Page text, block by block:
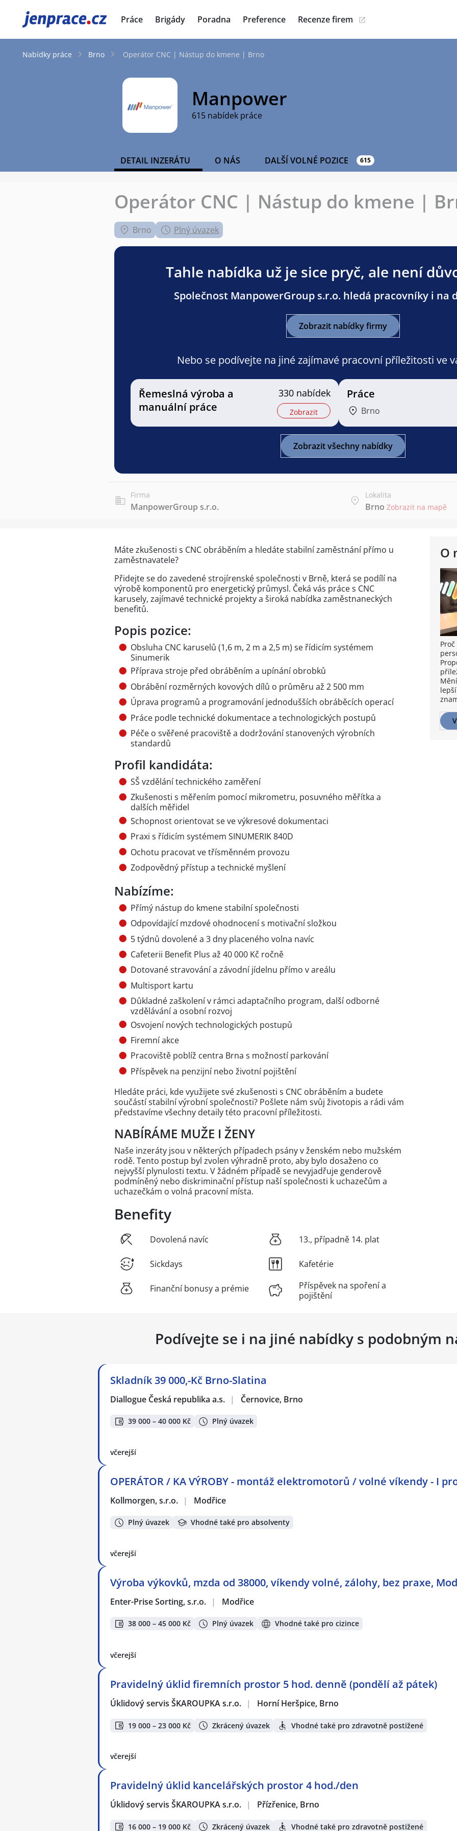
JenPráce.cz Práce Brigády Poradna Preference Recenze firem
Nabídky práce Brno Operátor CNC | Nástup do kmene | Brno
Manpower
615 nabídek práce
DETAIL INZERÁTU O NÁS DALŠÍ VOLNÉ POZICE 615
Operátor CNC | Nástup do kmene |
Brno Plný úvazek
Tahle nabídka už je sice pryč, ale není
Společnost ManpowerGroup s.r.o. hledá pracovníky i na
Zobrazit nabídky firmy
Nebo se podívejte na jiné zajímavé pracovní příležitosti ve
Řemeslná výroba a
manuální práce
330 nabídek
Zobrazit
Práce
Brno
Zobrazit všechny nabídky
Firma
ManpowerGroup s.r.o.
Lokalita
Brno Zobrazit na mapě
O
Máte zkušenosti s CNC obráběním a hledáte stabilní zaměstnání přímo u
zaměstnavatele?
Přidejte se do zavedené strojírenské společnosti v Brně, která se podílí na
výrobě komponentů pro energetický průmysl. Čeká vás práce s CNC
karusely, zajímavé technické projekty a široká nabídka zaměstnaneckých
benefitů.
Popis pozice:
Obsluha CNC karuselů (1,6 m, 2 m a 2,5 m) se řídicím systémem
Sinumerik
Příprava stroje před obráběním a upínání obrobků
Obrábění rozměrných kovových dílů o průměru až 2 500 mm
Úprava programů a programování jednodušších obráběcích operací
Práce podle technické dokumentace a technologických postupů
Péče o svěřené pracoviště a dodržování stanovených výrobních
standardů
Profil kandidáta:
SŠ vzdělání technického zaměření
Zkušenosti s měřením pomocí mikrometru, posuvného měřítka a
dalších měřidel
Schopnost orientovat se ve výkresové dokumentaci
Praxi s řídicím systémem SINUMERIK 840D
Ochotu pracovat ve třísměnném provozu
Zodpovědný přístup a technické myšlení
Nabízíme:
Přímý nástup do kmene stabilní společnosti
Odpovídající mzdové ohodnocení s motivační složkou
5 týdnů dovolené a 3 dny placeného volna navíc
Cafeterii Benefit Plus až 40 000 Kč ročně
Dotované stravování a závodní jídelnu přímo v areálu
Multisport kartu
Důkladné zaškolení v rámci adaptačního program, další odborné
vzdělávání a osobní rozvoj
Osvojení nových technologických postupů
Firemní akce
Pracoviště poblíž centra Brna s možností parkování
Příspěvek na penzijní nebo životní pojištění
Hledáte práci, kde využijete své zkušenosti s CNC obráběním a budete
součástí stabilní výrobní společnosti? Pošlete nám svůj životopis a rádi vám
představíme všechny detaily této pracovní příležitosti.
NABÍRÁME MUŽE I ŽENY
Naše inzeráty jsou v některých případech psány v ženském nebo mužském
rodě. Tento postup byl zvolen výhradně proto, aby bylo dosaženo co
nejvyšší plynulosti textu. V žádném případě se nevyjadřuje genderově
podmíněný nebo diskriminační přístup naší společnosti k uchazečům a
uchazečkám o volná pracovní místa.
Benefity
Dovolená navíc
Sickdays
Finanční bonusy a prémie
13., případně 14. plat
Kafetérie
Příspěvek na spoření a
pojištění
Podívejte se i na jiné nabídky s podobným
Skladník 39 000,-Kč Brno-Slatina
Diallogue Česká republika a.s. | Černovice, Brno
39 000 – 40 000 Kč Plný úvazek
včerejší
OPERÁTOR / KA VÝROBY - montáž elektromotorů / volné víkendy - I
Kollmorgen, s.r.o. | Modřice
Plný úvazek Vhodné také pro absolventy
včerejší
Výroba výkovků, mzda od 38000, víkendy volné, zálohy, bez praxe,
Enter-Prise Sorting, s.r.o. | Modřice
38 000 – 45 000 Kč Plný úvazek Vhodné také pro cizince
včerejší
Pravidelný úklid firemních prostor 5 hod. denně (pondělí až pátek)
Úklidový servis ŠKAROUPKA s.r.o. | Horní Heršpice, Brno
19 000 – 23 000 Kč Zkrácený úvazek Vhodné také pro zdravotně postižené
včerejší
Pravidelný úklid kancelářských prostor 4 hod./den
Úklidový servis ŠKAROUPKA s.r.o. | Přízřenice, Brno
16 000 – 19 000 Kč Zkrácený úvazek Vhodné také pro zdravotně postižené